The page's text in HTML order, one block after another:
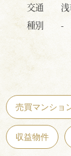
徒
種別
売
売買マンショ
収益物件